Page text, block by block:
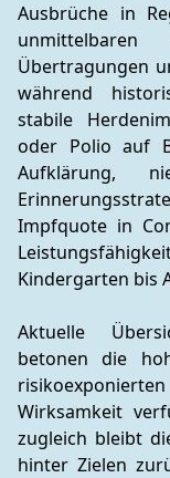
Ausbrüche in
Übertragungen
während
stabile
oder Polio auf
Aufklärung,
Impfquote in
Kindergarten bis
Aktuelle
betonen die
Wirksamkeit
zugleich bleibt
hinter Zielen